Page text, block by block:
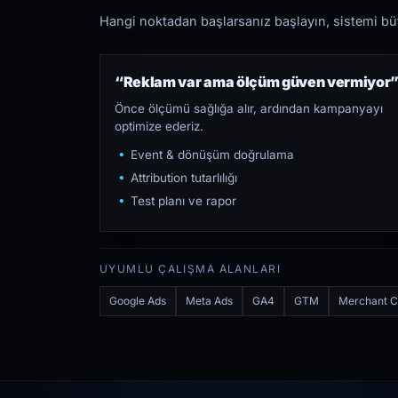
Hangi noktadan başlarsanız başlayın, sistemi
“Reklam var ama ölçüm güven
Önce ölçümü sağlığa alır, ardından kampanyayı
optimize ederiz.
Event & dönüşüm doğrulama
Attribution tutarlılığı
Test planı ve rapor
UYUMLU ÇALIŞMA ALANLARI
Google Ads Meta Ads GA4 GTM Merchant